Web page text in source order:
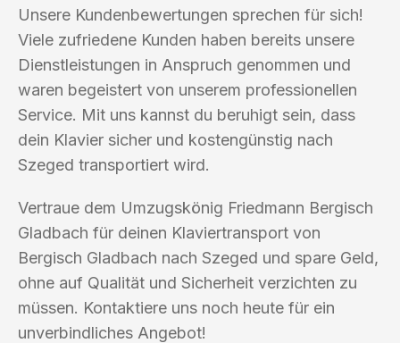
Unsere Kundenbewertungen sprechen für sich!
Viele zufriedene Kunden haben bereits unsere
Dienstleistungen in Anspruch genommen und
waren begeistert von unserem professionellen
Service. Mit uns kannst du beruhigt sein, dass
dein Klavier sicher und kostengünstig nach
Szeged transportiert wird.
Vertraue dem Umzugskönig Friedmann Bergisch
Gladbach für deinen Klaviertransport von
Bergisch Gladbach nach Szeged und spare Geld,
ohne auf Qualität und Sicherheit verzichten zu
müssen. Kontaktiere uns noch heute für ein
unverbindliches Angebot!